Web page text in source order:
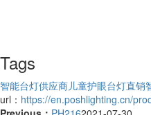
Tags
智能台灯供应商儿童护眼台灯直销
url： https://en.poshlighting.cn/